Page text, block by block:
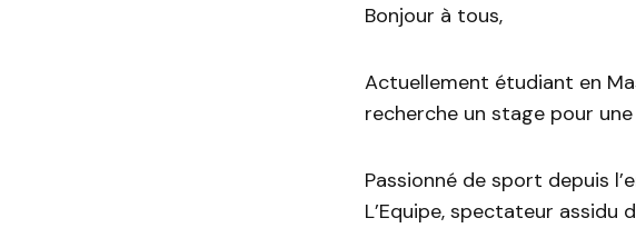
Bonjour à tous,
Actuellement étudiant en
recherche un stage pour
Passionné de sport depuis
L’Equipe, spectateur assidu